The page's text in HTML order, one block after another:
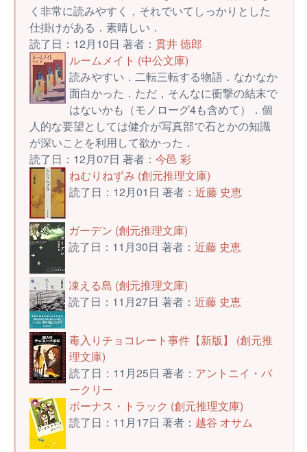
く非常に読みやすく，それでいてしっかりとした
仕掛けがある．素晴しい．
読了日：12月10日 著者： 貫井 徳郎
ルームメイト (中公文庫)
読みやすい．二転三転する物語．なかなか
面白かった．ただ，そんなに衝撃の結末で
はないかも（モノローグ4も含めて）．個
人的な要望としては健介が写真部で石とかの知識
が深いことを利用して欲かった．
読了日：12月07日 著者： 今邑 彩
ねむりねずみ (創元推理文庫)
読了日：12月01日 著者： 近藤 史恵
ガーデン (創元推理文庫)
読了日：11月30日 著者： 近藤 史恵
凍える島 (創元推理文庫)
読了日：11月27日 著者： 近藤 史恵
毒入りチョコレート事件【新版】 (創元推
理文庫)
読了日：11月25日 著者： アントニイ・バ
ークリー
ボーナス・トラック (創元推理文庫)
読了日：11月17日 著者： 越谷 オサム